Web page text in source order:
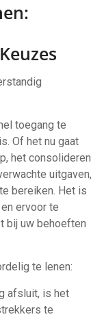
toegang te
Of het nu gaat
het consolideren
uitgaven,
bereiken. Het is
ervoor te
bij uw behoeften
te lenen:
afsluit, is het
te